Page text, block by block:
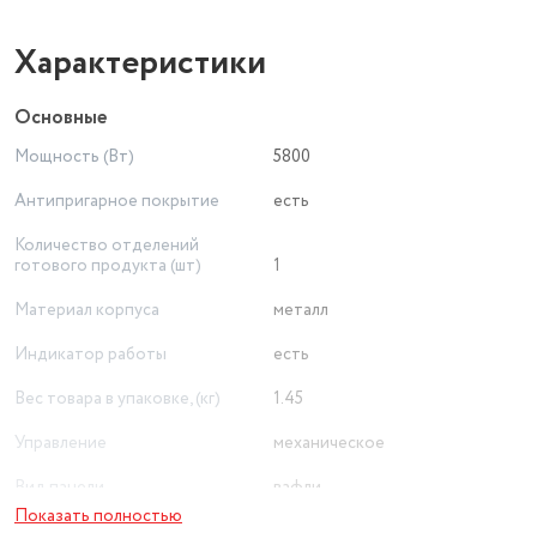
Характеристики
Основные
Мощность (Вт)
5800
Антипригарное покрытие
есть
Количество отделений
готового продукта (шт)
1
Материал корпуса
металл
Индикатор работы
есть
Вес товара в упаковке, (кг)
1.45
Управление
механическое
вафли
Показать полностью